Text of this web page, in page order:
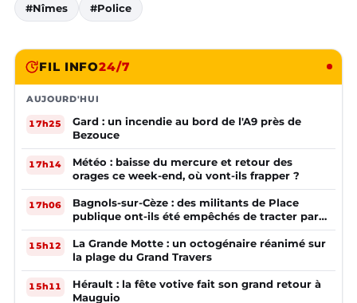
#Nîmes #Police
FIL INFO24/7
AUJOURD'HUI
17h25
Gard : un incendie au bord de l'A9 près de
Bezouce
17h14
Météo : baisse du mercure et retour des
orages ce week-end, où vont-ils frapper ?
17h06
Bagnols-sur-Cèze : des militants de Place
publique ont-ils été empêchés de tracter par
la mairie ?
15h12
La Grande Motte : un octogénaire réanimé sur
la plage du Grand Travers
15h11
Hérault : la fête votive fait son grand retour à
Mauguio